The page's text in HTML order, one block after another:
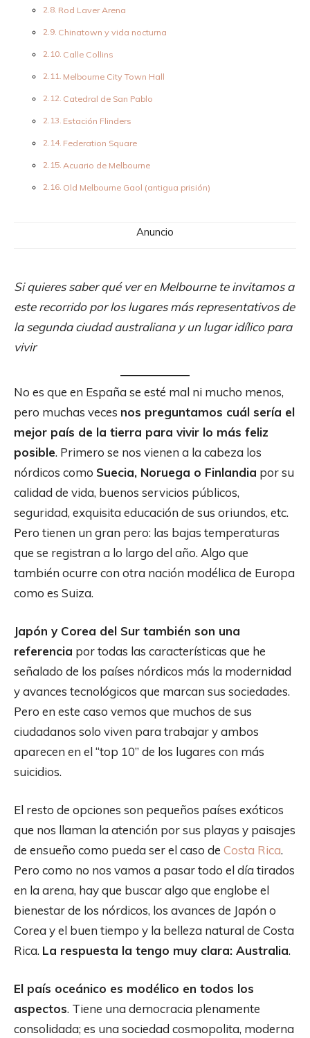
Rod Laver Arena
Chinatown y vida nocturna
Calle Collins
Melbourne City Town Hall
Catedral de San Pablo
Estación Flinders
Federation Square
Acuario de Melbourne
Old Melbourne Gaol (antigua prisión)
Anuncio
Si quieres saber qué ver en Melbourne te invitamos a
este recorrido por los lugares más representativos de
la segunda ciudad australiana y un lugar idílico para
vivir
No es que en España se esté mal ni mucho menos,
pero muchas veces nos preguntamos cuál sería el
mejor país de la tierra para vivir lo más feliz
posible. Primero se nos vienen a la cabeza los
nórdicos como Suecia, Noruega o Finlandia por su
calidad de vida, buenos servicios públicos,
seguridad, exquisita educación de sus oriundos, etc.
Pero tienen un gran pero: las bajas temperaturas
que se registran a lo largo del año. Algo que
también ocurre con otra nación modélica de Europa
como es Suiza.
Japón y Corea del Sur también son una
referencia por todas las características que he
señalado de los países nórdicos más la modernidad
y avances tecnológicos que marcan sus sociedades.
Pero en este caso vemos que muchos de sus
ciudadanos solo viven para trabajar y ambos
aparecen en el “top 10” de los lugares con más
suicidios.
El resto de opciones son pequeños países exóticos
que nos llaman la atención por sus playas y paisajes
de ensueño como pueda ser el caso de Costa Rica.
Pero como no nos vamos a pasar todo el día tirados
en la arena, hay que buscar algo que englobe el
bienestar de los nórdicos, los avances de Japón o
Corea y el buen tiempo y la belleza natural de Costa
Rica. La respuesta la tengo muy clara: Australia.
El país oceánico es modélico en todos los
aspectos. Tiene una democracia plenamente
consolidada; es una sociedad cosmopolita, moderna